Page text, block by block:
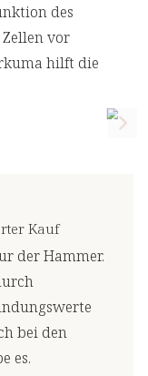
des
vor
hilft die
Kauf
der Hammer.
bei den
es.